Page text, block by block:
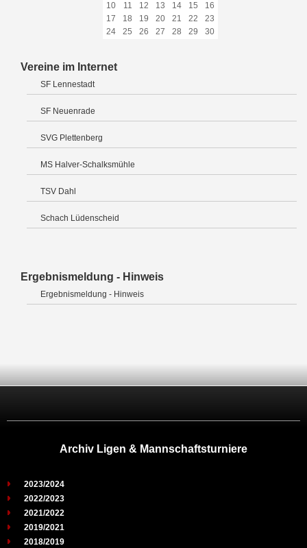
10
11 12 13 14 15
16
17
18 19 20 21 22
23
24
25 26 27 28 29 30
Vereine im Internet
SF Lennestadt
SF Neuenrade
SVG Plettenberg
MS Halver-Schalksmühle
TSV Dahl
Schach Lüdenscheid
Ergebnismeldung - Hinweis
Ergebnismeldung - Hinweis
Archiv Ligen & Mannschaftsturniere
2023/2024
2022/2023
2021/2022
2019/2021
2018/2019